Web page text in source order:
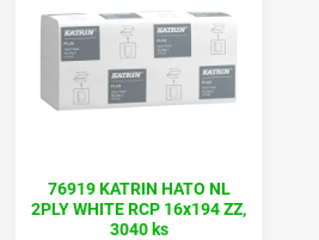
76919 KATRIN HATO NL
2PLY WHITE RCP 16x194 ZZ,
3040 ks